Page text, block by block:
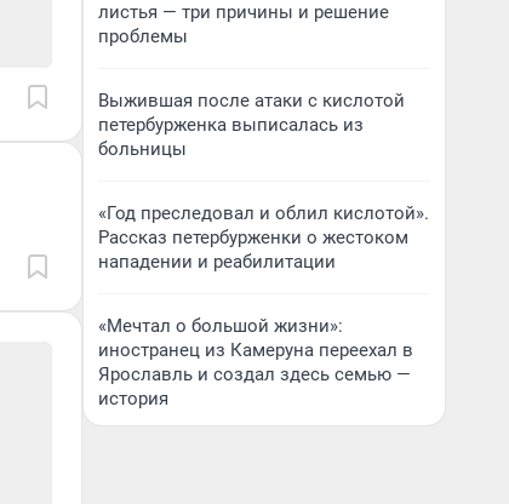
листья — три причины и решение
проблемы
Выжившая после атаки с кислотой
петербурженка выписалась из
больницы
«Год преследовал и облил кислотой».
Рассказ петербурженки о жестоком
нападении и реабилитации
«Мечтал о большой жизни»:
иностранец из Камеруна переехал в
Ярославль и создал здесь семью —
история